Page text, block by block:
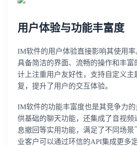
用户体验与功能丰富度
IM软件的用户体验直接影响其使用
具备简洁的界面、流畅的操作和丰
计上注重用户友好性，支持自定义主
复，提升了用户的交互体验。
IM软件的功能丰富度也是其竞争力
供基础的聊天功能，还集成了音视频
息撤回等实用功能，满足了不同场景
业客户可以通过环信的API集成更多